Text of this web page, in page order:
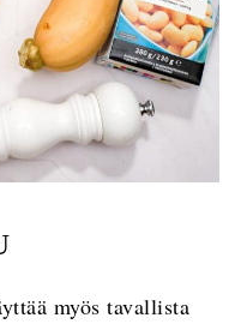
myös tavallista